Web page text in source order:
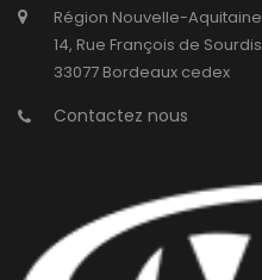
Région Nouvelle-Aquitaine
14, Rue François de Sourdis
33077 Bordeaux cedex
Contactez nous